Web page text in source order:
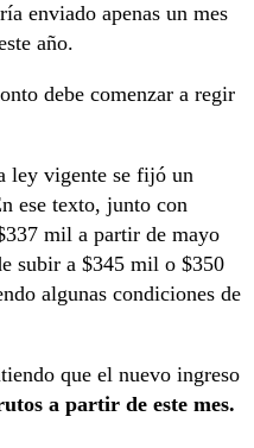
enviado apenas un mes
año.
debe comenzar a regir
ley vigente se fijó un
ese texto, junto con
mil a partir de mayo
subir a $345 mil o $350
algunas condiciones de
que el nuevo ingreso
a partir de este mes.